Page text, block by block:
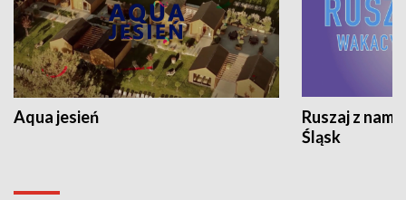
Aqua jesień
Ruszaj z
Śląsk